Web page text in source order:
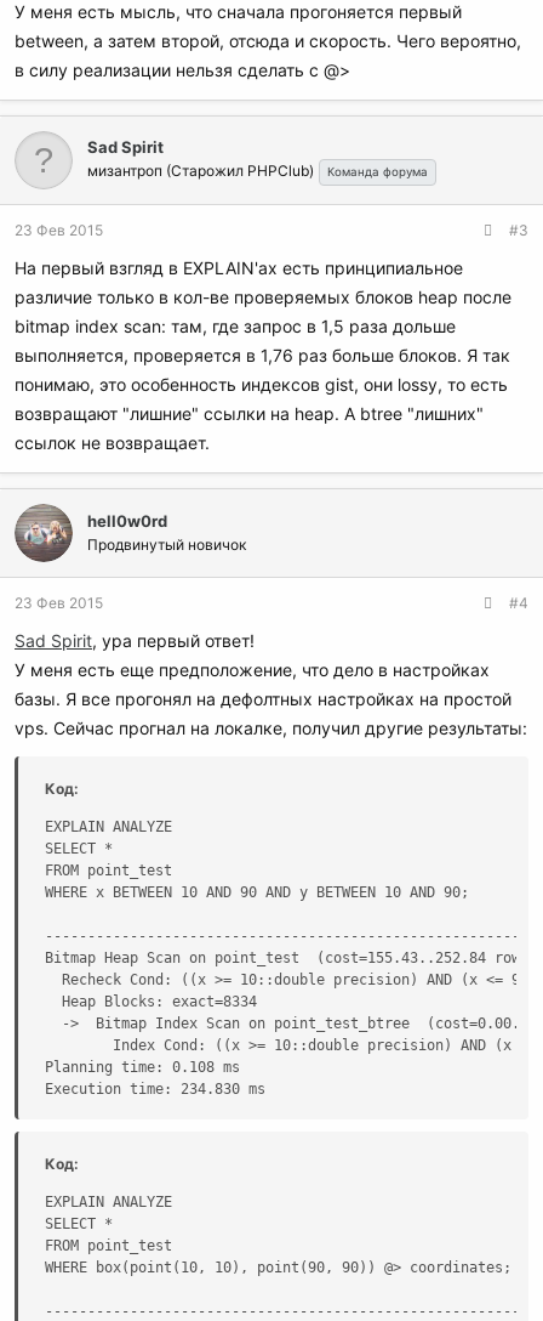
У меня есть мысль, что сначала прогоняется первый
between, а затем второй, отсюда и скорость. Чего вероятно,
в силу реализации нельзя сделать с @>
Sad Spirit
мизантроп (Старожил PHPClub) Команда форума
23 Фев 2015 #3
На первый взгляд в EXPLAIN'ах есть принципиальное
различие только в кол-ве проверяемых блоков heap после
bitmap index scan: там, где запрос в 1,5 раза дольше
выполняется, проверяется в 1,76 раз больше блоков. Я так
понимаю, это особенность индексов gist, они lossy, то есть
возвращают "лишние" ссылки на heap. А btree "лишних"
ссылок не возвращает.
hell0w0rd
Продвинутый новичок
23 Фев 2015 #4
Sad Spirit, ура первый ответ!
У меня есть еще предположение, что дело в настройках
базы. Я все прогонял на дефолтных настройках на простой
vps. Сейчас прогнал на локалке, получил другие результаты:
Код:
EXPLAIN ANALYZE
SELECT *
FROM point_test
WHERE x BETWEEN 10 AND 90 AND y BETWEEN 10 AND 90;
Bitmap Heap Scan on point_test  (cost=155.43..252.84
Recheck Cond: ((x >= 10::double precision) AND (x <=
  Heap Blocks: exact=8334
->  Bitmap Index Scan on point_test_btree
Index Cond: ((x >= 10::double precision) AND (x
Planning time: 0.108 ms
Execution time: 234.830 ms
Код:
EXPLAIN ANALYZE
SELECT *
FROM point_test
WHERE box(point(10, 10), point(90, 90)) @> coordinates;